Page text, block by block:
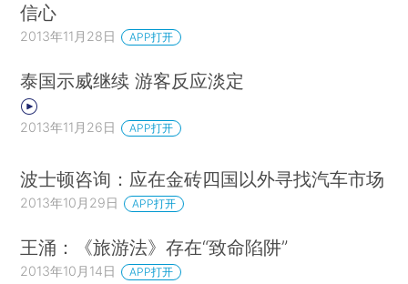
信心
2013年11月28日 APP打开
泰国示威继续 游客反应淡定
2013年11月26日 APP打开
波士顿咨询：应在金砖四国以外寻找汽车市场
2013年10月29日 APP打开
王涌：《旅游法》存在“致命陷阱”
2013年10月14日 APP打开